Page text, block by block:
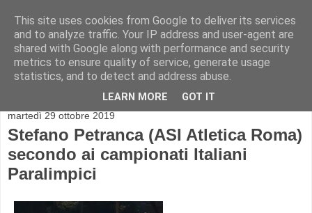
martedì 29 ottobre 2019
Stefano Petranca (ASI Atletica Roma)
secondo ai campionati Italiani
Paralimpici
This site uses cookies from Google to deliver its services
and to analyze traffic. Your IP address and user-agent are
shared with Google along with performance and security
metrics to ensure quality of service, generate usage
statistics, and to detect and address abuse.
LEARN MORE GOT IT